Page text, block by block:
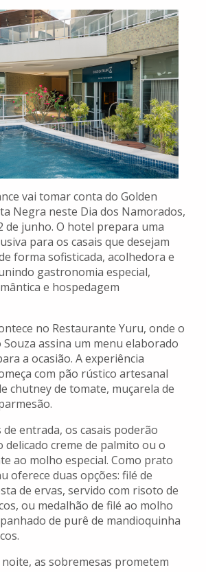
vai tomar conta do Golden
Negra neste Dia dos Namorados,
de junho. O hotel prepara uma
para os casais que desejam
forma sofisticada, acolhedora e
gastronomia especial,
e hospedagem
no Restaurante Yuru, onde o
assina um menu elaborado
a ocasião. A experiência
com pão rústico artesanal
chutney de tomate, muçarela de
de entrada, os casais poderão
delicado creme de palmito ou o
ao molho especial. Como prato
oferece duas opções: filé de
de ervas, servido com risoto de
ou medalhão de filé ao molho
de purê de mandioquinha
as sobremesas prometem